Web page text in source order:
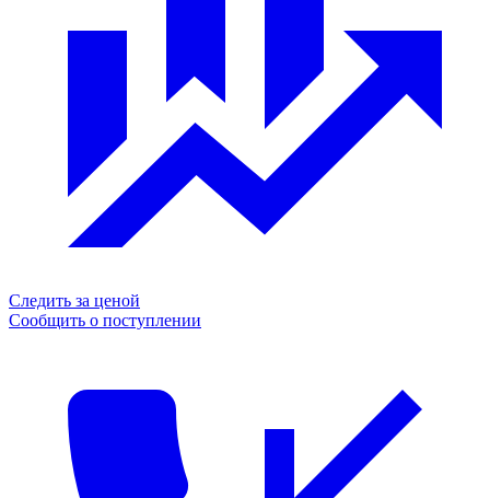
Следить за ценой
Сообщить о поступлении